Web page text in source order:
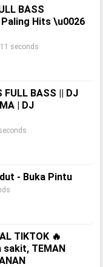
BASS
Hits \u0026
seconds
FULL BASS || DJ
| DJ
- Buka Pintu
TIKTOK 🔥
sakit, TEMAN